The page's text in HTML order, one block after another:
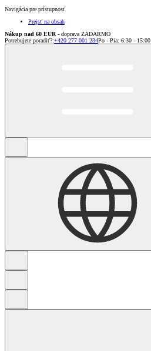
Navigácia pre prístupnosť
Prejsť na obsah
Nákup nad 60 EUR - doprava ZADARMO
Potrebujete poradiť?:+420 277 001 234Po - Pia: 6:30 - 15:00